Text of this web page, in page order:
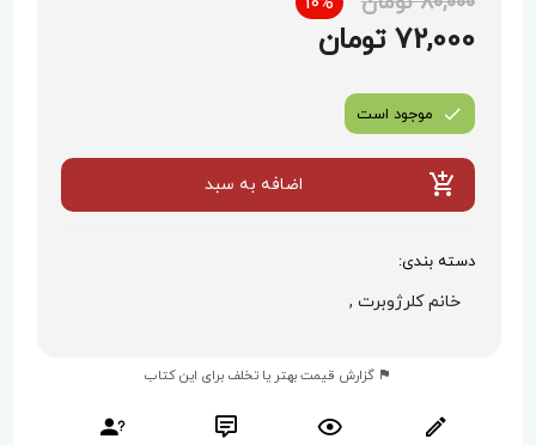
72,000 تومان
موجود است
اضافه به سبد
دسته بندی:
خانم کلرژوبرت ,
گزارش قیمت بهتر یا تخلف برای این کتاب